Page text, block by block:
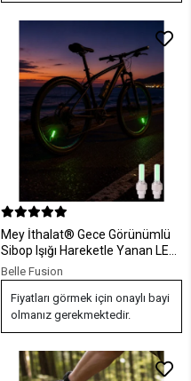
Mey İthalat® Gece Görünümlü
Sibop Işığı Hareketle Yanan LED
Jant Lambası
Belle Fusion
Fiyatları görmek için onaylı bayi
olmanız gerekmektedir.